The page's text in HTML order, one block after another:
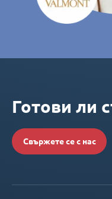
Готови ли
Свържете се с нас